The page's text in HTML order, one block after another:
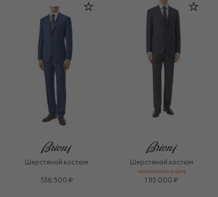
Шерстяной костюм
536 500 ₽
Шерстяной костюм
ЭКСКЛЮЗИВНО В ЦУМЕ
1 115 000 ₽